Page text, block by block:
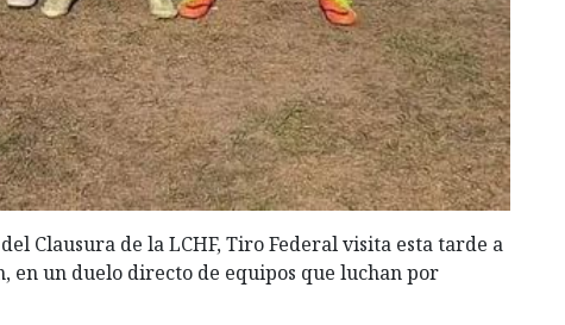
Clausura de la LCHF, Tiro Federal visita esta tarde a
en un duelo directo de equipos que luchan por